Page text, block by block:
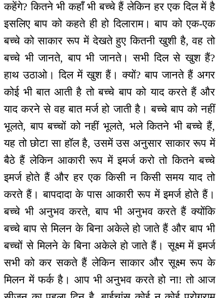
कहेंगे? कितने भी कहाँ भी बच्चे हैं लेकिन हर एक दिल में है
इसलिए बाप को कहते ही हो दिलाराम। बाप को एक-एक
बच्चे को साकार रूप में देखते हुए कितनी खुशी है, वह तो
बच्चे भी जानते, बाप भी जानते। सभी दिल से खुश हैं?
हाथ उठाओ। दिल में खुश हैं। क्यों? बाप जानते हैं अगर
कोई भी बात आती है तो बच्चे बाप को याद करते हैं और
याद करने से वह बात मर्ज हो जाती है। बच्चे बाप को नहीं
भूलते, बाप बच्चों को नहीं भूलते, भले कितने भी बच्चे हैं,
यह तो छोटा सा हॉल है, उसमें उस अनुसार साकार रूप में
बैठे हैं लेकिन आकारी रूप में इमर्ज करो तो कितने बच्चे
इमर्ज होते हैं और हर एक किसी न किसी समय याद तो
करते हैं। बापदादा के पास आकारी रूप में इमर्ज होते हैं।
बच्चे भी अनुभव करते, बाप भी अनुभव करते हैं क्योंकि
बच्चे बाप से मिलन के बिना अकेले हो जाते हैं और बाप भी
बच्चों से मिलने के बिना अकेले हो जाते हैं। सूक्ष्म में इमर्ज
सभी को कर सकते हैं लेकिन साकार और सूक्ष्म रूप के
मिलन में फर्क है। आप भी अनुभव करते हो ना! तो आज